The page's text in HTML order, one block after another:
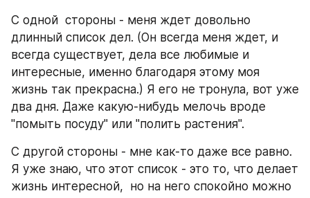
С одной  стороны - меня ждет довольно
длинный список дел. (Он всегда меня ждет, и
всегда существует, дела все любимые и
интересные, именно благодаря этому моя
жизнь так прекрасна.) Я его не тронула, вот уже
два дня. Даже какую-нибудь мелочь вроде
"помыть посуду" или "полить растения".
С другой стороны - мне как-то даже все равно.
Я уже знаю, что этот список - это то, что делает
жизнь интересной,  но на него спокойно можно